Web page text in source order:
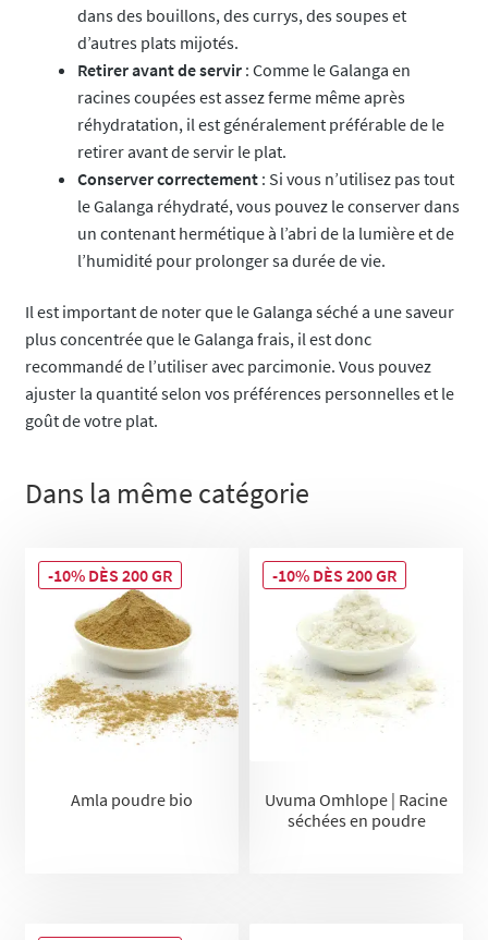
dans des bouillons, des currys, des soupes et
d’autres plats mijotés.
Retirer avant de servir: Comme le Galanga en
racines coupées est assez ferme même après
réhydratation, il est généralement préférable de le
retirer avant de servir le plat.
Conserver correctement: Si vous n’utilisez pas tout
le Galanga réhydraté, vous pouvez le conserver dans
un contenant hermétique à l’abri de la lumière et de
l’humidité pour prolonger sa durée de vie.
Il est important de noter que le Galanga séché a une saveur
plus concentrée que le Galanga frais, il est donc
recommandé de l’utiliser avec parcimonie. Vous pouvez
ajuster la quantité selon vos préférences personnelles et le
goût de votre plat.
Dans la même catégorie
Amla poudre bio
-10% DÈS 200 GR
Uvuma Omhlope | Racine
séchées en poudre
-10% DÈS 200 GR